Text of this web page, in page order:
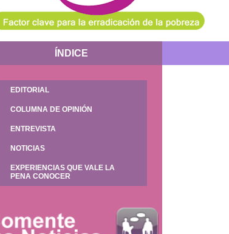
ÍNDICE
EDITORIAL
COLUMNA DE OPINIÓN
ENTREVISTA
NOTICIAS
EXPERIENCIAS QUE VALE LA
PENA CONOCER